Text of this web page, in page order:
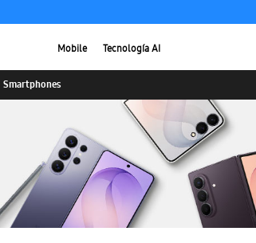
Mobile Tecnología AI
Smartphones